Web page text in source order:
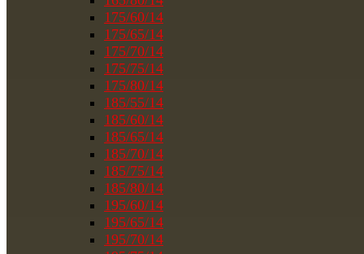
175/60/14
175/65/14
175/70/14
175/75/14
175/80/14
185/55/14
185/60/14
185/65/14
185/70/14
185/75/14
185/80/14
195/60/14
195/65/14
195/70/14